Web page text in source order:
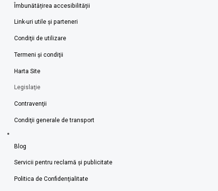
Îmbunătățirea accesibilității
Link-uri utile şi parteneri
Condiţii de utilizare
Termeni şi condiţii
Harta Site
Legislaţie
Contravenţii
Condiţii generale de transport
Blog
Servicii pentru reclamă și publicitate
Politica de Confidenţialitate